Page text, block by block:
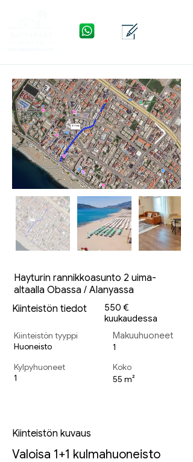
Hayturin rannikkoasunto 2 uima-
altaalla Obassa / Alanyassa
Kiinteistön tiedot
550 €
kuukaudessa
Kiinteistön tyyppi
Huoneisto
Makuuhuoneet
1
Kylpyhuoneet
1
Koko
55 m²
Kiinteistön kuvaus
Valoisa 1+1 kulmahuoneisto